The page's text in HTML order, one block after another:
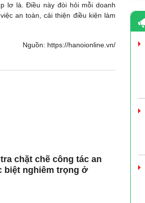
lơ là. Điều này đòi hỏi mỗi doanh
an toàn, cải thiện điều kiện làm
Nguồn: https://hanoionline.vn/
chặt chẽ công tác an
biệt nghiêm trọng ở